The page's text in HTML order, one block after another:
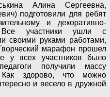
Алина Сергеевна,
подготовили для ребят
и декоративно-
Все участники ушли с
своими руками работами,
марафон прошел
у всех участников было
получили массу
Как здорово, что можно
и весело в дружной